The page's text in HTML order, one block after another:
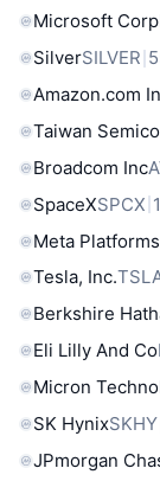
Microsoft Corp
SilverSILVER
Amazon.com
Taiwan
Broadcom Inc
SpaceXSPCX
Meta
Tesla, Inc.
Berkshire
Eli Lilly And Co
Micron
SK HynixSKHY
JPmorgan